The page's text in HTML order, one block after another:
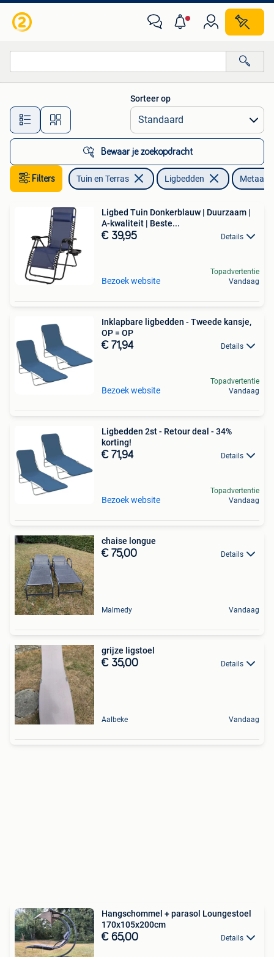
Alle afstanden…
Sorteer op
Bewaar je zoekopdracht
Filters Tuin en Terras Ligbedden Metaal
Ligbed Tuin Donkerblauw | Duurzaam |
A-kwaliteit | Beste...
€ 39,95 Details
Bezoek website
Topadvertentie
Vandaag
Inklapbare ligbedden - Tweede kansje,
OP = OP
€ 71,94 Details
Bezoek website
Topadvertentie
Vandaag
Ligbedden 2st - Retour deal - 34%
korting!
€ 71,94 Details
Bezoek website
Topadvertentie
Vandaag
chaise longue
€ 75,00 Details
Malmedy Vandaag
grijze ligstoel
€ 35,00 Details
Aalbeke Vandaag
Hangschommel + parasol Loungestoel
170x105x200cm
€ 65,00 Details